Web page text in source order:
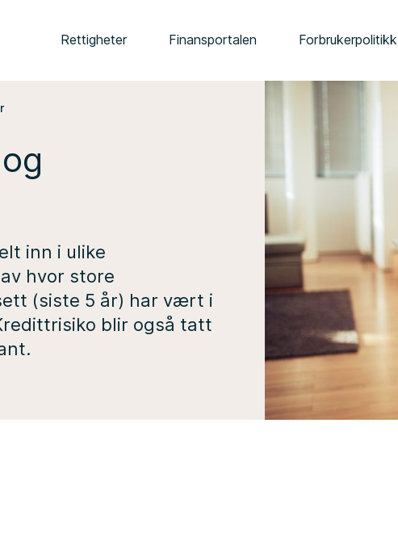
Rettigheter Finansportalen Forbrukerpolitikk
inn i ulike
hvor store
(siste 5 år) har vært i
blir også tatt